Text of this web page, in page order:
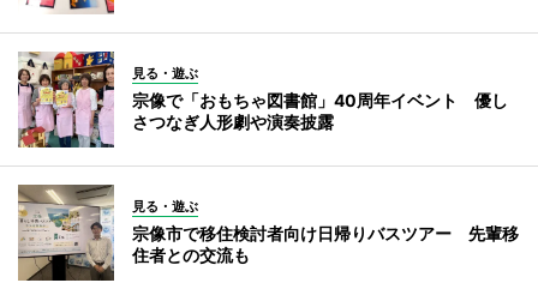
見る・遊ぶ
宗像で「おもちゃ図書館」40周年イベント 優し
さつなぎ人形劇や演奏披露
見る・遊ぶ
宗像市で移住検討者向け日帰りバスツアー 先輩移
住者との交流も